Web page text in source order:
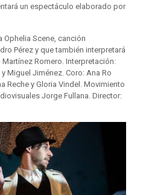
un espectáculo elaborado por
Scene, canción
Pérez y que también interpretará
Romero. Interpretación:
Miguel Jiménez. Coro: Ana Ro
Reche y Gloria Vindel. Movimiento
Jorge Fullana. Director: